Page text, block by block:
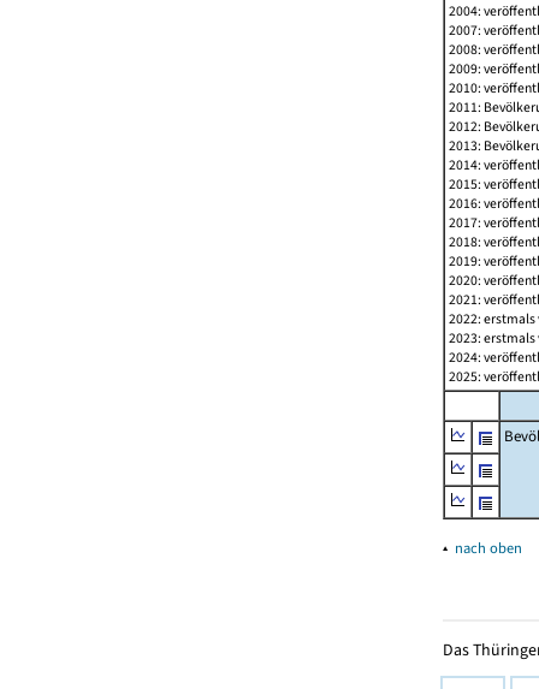
2004:
2007:
2008:
2009:
2010:
2011:
2012:
2013:
2014:
2015:
2016:
2017:
2018:
2019:
2020:
2021:
2022:
2023:
2024:
2025:
▴ nach oben
Das